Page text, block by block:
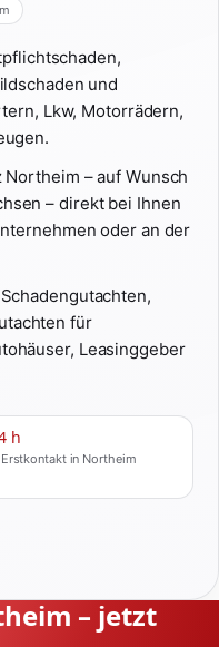
und
Lkw, Motorrädern,
– auf Wunsch
– direkt bei Ihnen
oder an der
für
Leasinggeber
h
in Northeim
– jetzt